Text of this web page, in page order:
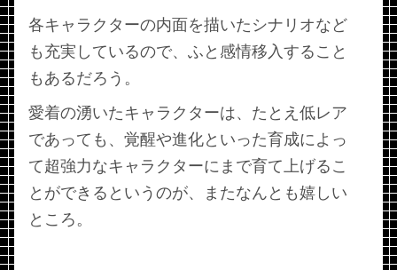
各キャラクターの内面を描いたシナリオなど
も充実しているので、ふと感情移入すること
もあるだろう。
愛着の湧いたキャラクターは、たとえ低レア
であっても、覚醒や進化といった育成によっ
て超強力なキャラクターにまで育て上げるこ
とができるというのが、またなんとも嬉しい
ところ。